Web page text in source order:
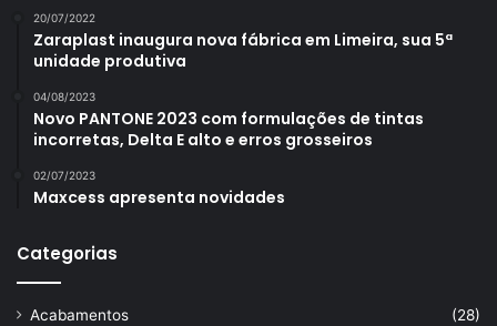
20/07/2022
Zaraplast inaugura nova fábrica em Limeira, sua 5ª
unidade produtiva
04/08/2023
Novo PANTONE 2023 com formulações de tintas
incorretas, Delta E alto e erros grosseiros
02/07/2023
Maxcess apresenta novidades
Categorias
Acabamentos
(28)